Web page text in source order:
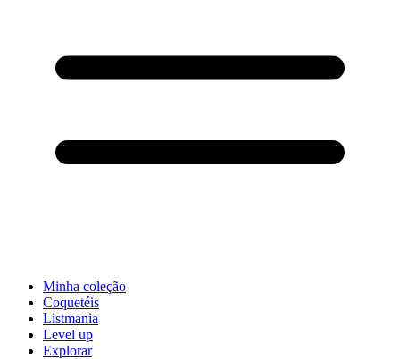
Minha coleção
Coquetéis
Listmania
Level up
Explorar